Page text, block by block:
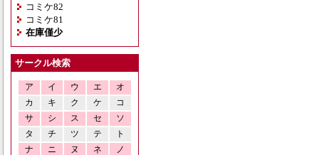
コミケ82
コミケ81
在庫僅少
サークル検索
ア イ ウ エ
オ
カ
キ ク ケ
コ
サ
シ ス セ
ソ
タ
チ ツ テ
ト
ナ
ニ ヌ ネ
ノ